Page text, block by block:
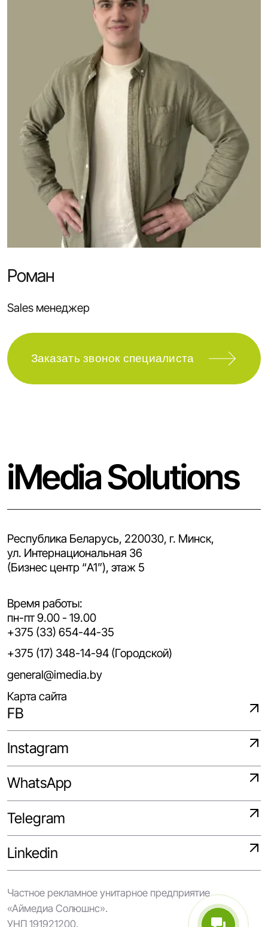
Заказать звонок специалиста
Роман
Sales менеджер
iMedia Solutions
Республика Беларусь, 220030, г. Минск,
ул. Интернациональная 36
(Бизнес центр “A1”), этаж 5
Время работы:
пн-пт 9.00 - 19.00
+375 (33) 654-44-35
+375 (17) 348-14-94 (Городской)
general@imedia.by
Карта сайта
FB
Instagram
WhatsApp
Telegram
Linkedin
Частное рекламное унитарное предприятие
«Аймедиа Солюшнс».
УНП 191921200.